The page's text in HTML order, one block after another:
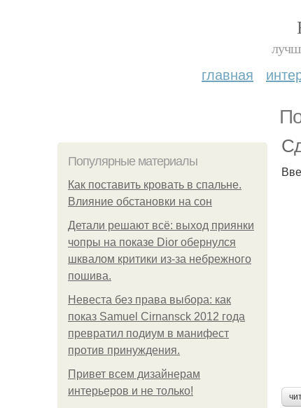
главная
Популярные материалы
Как поставить кровать в спальне.
Влияние обстановки на сон
Детали решают всё: выход приянки
чопры на показе Dior обернулся
шквалом критики из-за небрежного
пошива.
Невеста без права выбора: как
показ Samuel Cirnansck 2012 года
превратил подиум в манифест
против принуждения.
Привет всем дизайнерам
интерьеров и не только!